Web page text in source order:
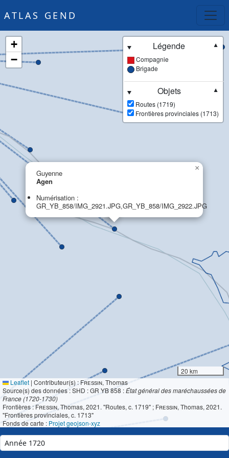
ATLAS GEND
Guyenne
Agen
Numérisation :
GR_YB_858/IMG_2921.JPG,GR_YB_858/IMG_2922.JPG
×
+
−
Légende
▼
Compagnie
Brigade
Objets
▼
Routes (1719)
Frontières provinciales (1713)
20 km
Leaflet | Contributeur(s) : Fressin, Thomas
Source(s) des données : SHD : GR YB 858 :État général des maréchaussées de
France (1720-1730)
Frontières : Fressin, Thomas, 2021. "Routes, c. 1719" ; Fressin, Thomas, 2021.
"Frontières provinciales, c. 1713"
Fonds de carte : Projet geojson-xyz